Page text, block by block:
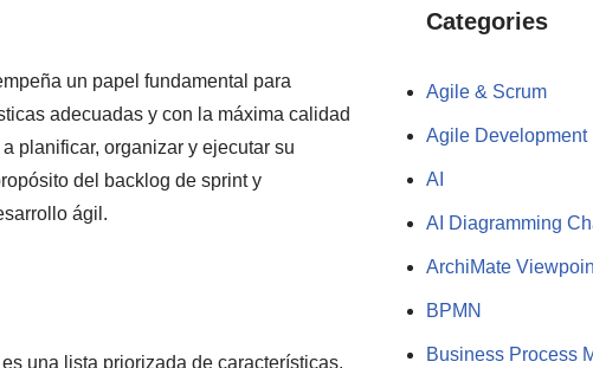
un papel fundamental para
adecuadas y con la máxima calidad
planificar, organizar y ejecutar su
del backlog de sprint y
ágil.
una lista priorizada de características,
Categories
Agile & Scrum
Agile Development
AI
AI Diagramming
ArchiMate
BPMN
Business Process